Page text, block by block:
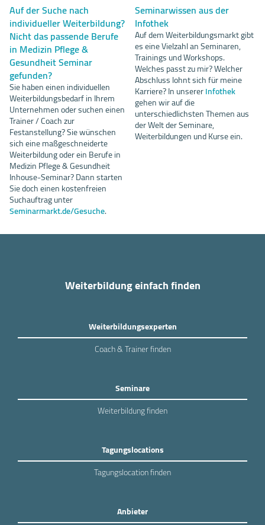
Auf der Suche nach
individueller Weiterbildung?
Nicht das passende Berufe
in Medizin Pflege &
Gesundheit Seminar
gefunden?
Sie haben einen individuellen
Weiterbildungsbedarf in Ihrem
Unternehmen oder suchen einen
Trainer / Coach zur
Festanstellung? Sie wünschen
sich eine maßgeschneiderte
Weiterbildung oder ein Berufe in
Medizin Pflege & Gesundheit
Inhouse-Seminar? Dann starten
Sie doch einen kostenfreien
Suchauftrag unter
Seminarmarkt.de/Gesuche.
Seminarwissen aus der
Infothek
Auf dem Weiterbildungsmarkt gibt
es eine Vielzahl an Seminaren,
Trainings und Workshops.
Welches passt zu mir? Welcher
Abschluss lohnt sich für meine
Karriere? In unsererInfothek
gehen wir auf die
unterschiedlichsten Themen aus
der Welt der Seminare,
Weiterbildungen und Kurse ein.
Weiterbildung einfach finden
Weiterbildungsexperten
Coach & Trainer finden
Seminare
Weiterbildung finden
Tagungslocations
Tagungslocation finden
Anbieter